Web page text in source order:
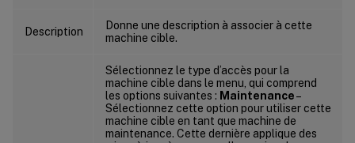
Description
Donne une description à associer à cette
machine cible.
Sélectionnez le type d’accès pour la
machine cible dans le menu, qui comprend
les options suivantes : Maintenance–
Sélectionnez cette option pour utiliser cette
machine cible en tant que machine de
maintenance. Cette dernière applique des